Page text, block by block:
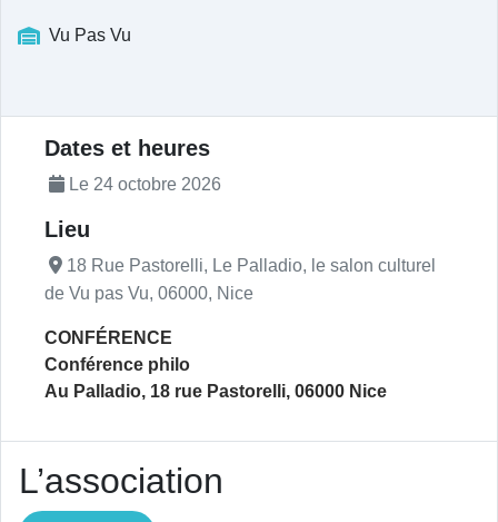
Vu Pas Vu
Description de l'actualité
CONFÉRENCE
Conférence philo
Au Palladio, 18 rue Pastorelli, 06000 Nice
Dates et heures
Le 24 octobre 2026
Lieu
18 Rue Pastorelli, Le Palladio, le salon culturel
de Vu pas Vu, 06000, Nice
L’association